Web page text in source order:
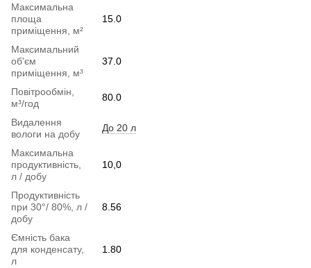
Максимальна
площа
приміщення, м²
15.0
Максимальний
об'єм
приміщення, м³
37.0
Повітрообмін,
м³/год
80.0
Видалення
вологи на добу
До 20 л
Максимальна
продуктивність,
л / добу
10,0
Продуктивність
при 30°/ 80%, л /
добу
8.56
Ємність бака
для конденсату,
л
1.80